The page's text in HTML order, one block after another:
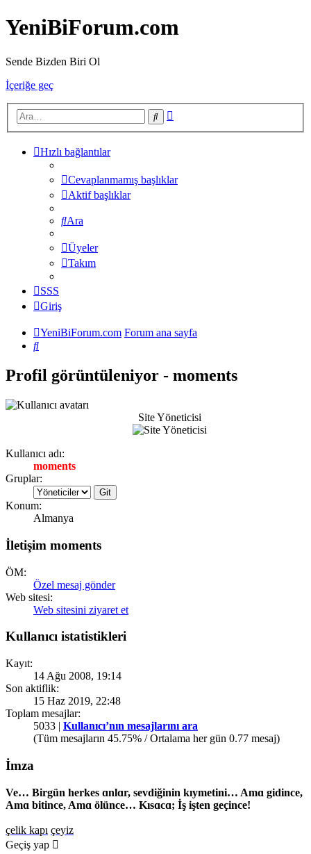
YeniBiForum.com
Sende Bizden Biri Ol
İçeriğe geç
Ara
Hızlı bağlantılar
Cevaplanmamış başlıklar
Aktif başlıklar
Ara
Üyeler
Takım
SSS
Giriş
YeniBiForum.com Forum ana sayfa
Ara
Profil görüntüleniyor - moments
Site Yöneticisi
Kullanıcı adı:
moments
Gruplar:
Konum:
Almanya
İletişim moments
ÖM:
Özel mesaj gönder
Web sitesi:
Web sitesini ziyaret et
Kullanıcı istatistikleri
Kayıt:
14 Ağu 2008, 19:14
Son aktiflik:
15 Haz 2019, 22:48
Toplam mesajlar:
5033 | Kullanıcı’nın mesajlarını ara
(Tüm mesajların 45.75% / Ortalama her gün 0.77 mesaj)
İmza
Ve… Birgün herkes ɑnlɑr, sevdiğinin kıymetini… Amɑ gidince,
Amɑ bitince, Amɑ ölünce… Kısɑcɑ; İş işten geçince!
çelik kapı çeyiz
Geçiş yap